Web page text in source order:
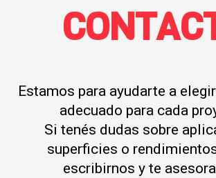
Estamos para ayudarte a
adecuado para cada
Si tenés dudas sobre
superficies o
escribirnos y te